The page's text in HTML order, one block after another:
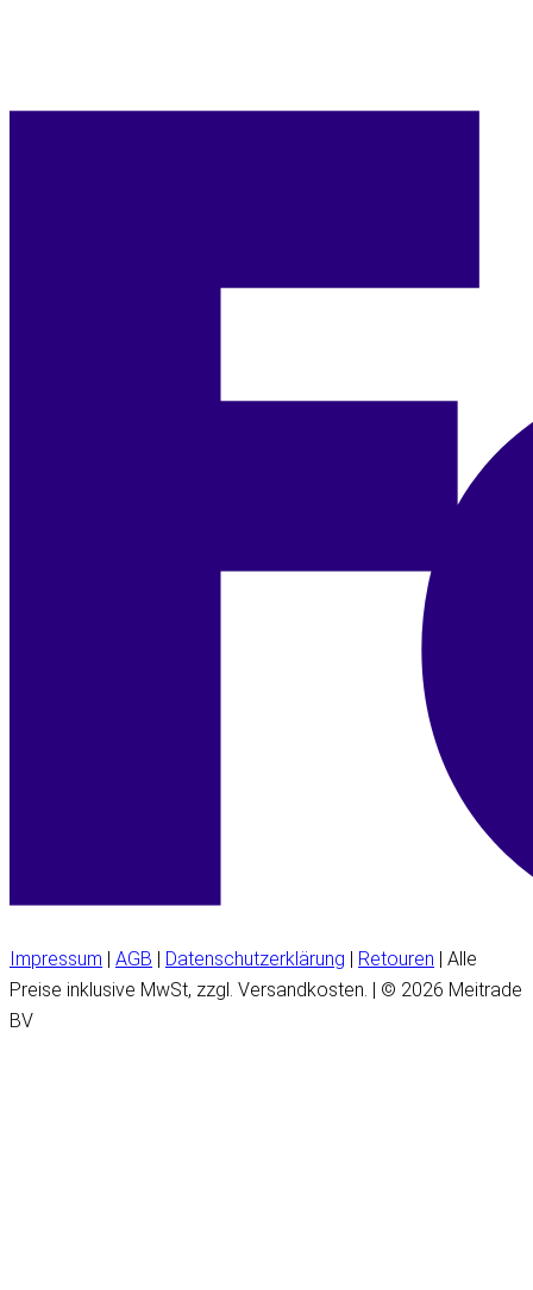
Impressum | AGB | Datenschutzerklärung | Retouren | Alle
Preise inklusive MwSt, zzgl. Versandkosten. | © 2026 Meitrade
BV